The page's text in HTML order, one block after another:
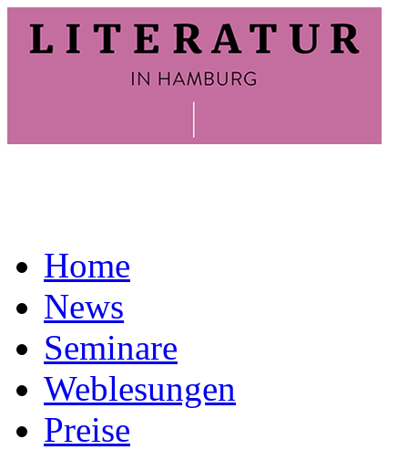
Home
News
Seminare
Weblesungen
Preise